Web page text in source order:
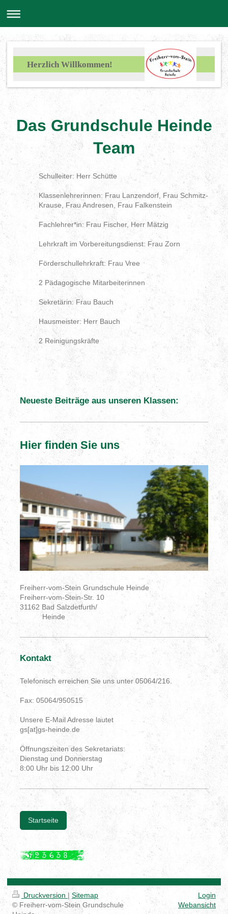
Herzlich Willkommen!
Das Grundschule Heinde
Team
Schulleiter: Herr Schütte
Klassenlehrerinnen: Frau Lanzendorf, Frau Schmitz-
Krause, Frau Andresen, Frau Falkenstein
Fachlehrer*in: Frau Fischer, Herr Mätzig
Lehrkraft im Vorbereitungsdienst: Frau Zorn
Förderschullehrkraft: Frau Vree
2 Pädagogische Mitarbeiterinnen
Sekretärin: Frau Bauch
Hausmeister: Herr Bauch
2 Reinigungskräfte
Neueste Beiträge aus unseren Klassen:
Hier finden Sie uns
Freiherr-vom-Stein Grundschule Heinde
Freiherr-vom-Stein-Str. 10
31162 Bad Salzdetfurth/
Heinde
Kontakt
Telefonisch erreichen Sie uns unter 05064/216.
Fax: 05064/950515
Unsere E-Mail Adresse lautet
gs[at]gs-heinde.de
Öffnungszeiten des Sekretariats:
Dienstag und Donnerstag
8:00 Uhr bis 12:00 Uhr
Startseite
Druckversion | Sitemap
© Freiherr-vom-Stein Grundschule
Login
Webansicht